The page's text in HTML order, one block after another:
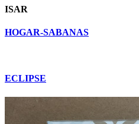
ISAR
HOGAR-SABANAS
ECLIPSE